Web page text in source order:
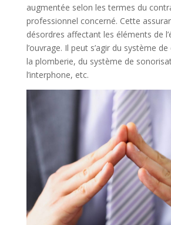
augmentée selon les termes du
professionnel concerné. Cette
désordres affectant les éléments de
l’ouvrage. Il peut s’agir du système
la plomberie, du système de
l’interphone, etc.